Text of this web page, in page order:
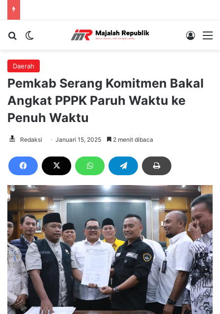
Cari berita...Switch skin Log In
Daerah
Pemkab Serang Komitmen Bakal
Angkat PPPK Paruh Waktu ke
Penuh Waktu
Redaksi Januari 15, 2025 2 menit dibaca